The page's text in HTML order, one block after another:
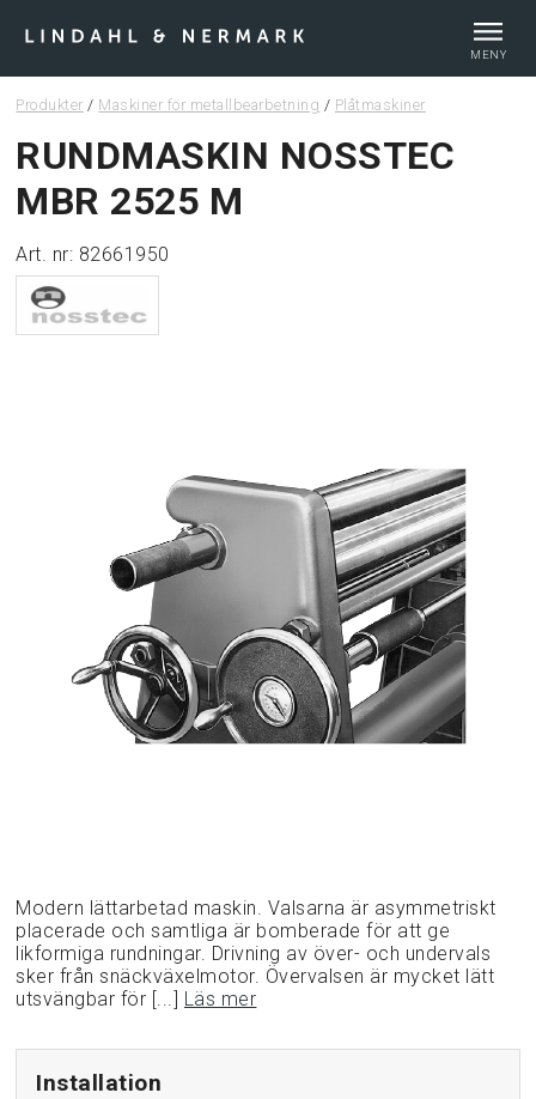
MENY
Webshop
Tips & guider
Produkter / Maskiner för metallbearbetning / Plåtmaskiner
RUNDMASKIN NOSSTEC
MBR 2525 M
Art. nr: 82661950
Modern lättarbetad maskin. Valsarna är asymmetriskt
placerade och samtliga är bomberade för att ge
likformiga rundningar. Drivning av över- och undervals
sker från snäckväxelmotor. Övervalsen är mycket lätt
utsvängbar för [...] Läs mer
Installation